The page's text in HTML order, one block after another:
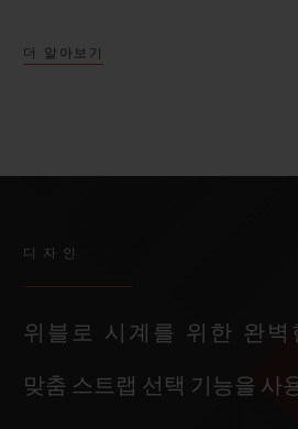
더 알아보기
디자인
위블로 시계를 위한 완벽
맞춤 스트랩 선택 기능을 사